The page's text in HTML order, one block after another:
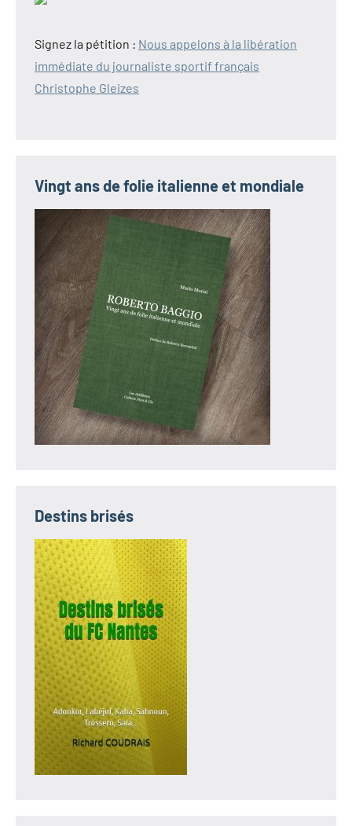
Signez la pétition : Nous appelons à la libération
immédiate du journaliste sportif français
Christophe Gleizes
Vingt ans de folie italienne et mondiale
Destins brisés